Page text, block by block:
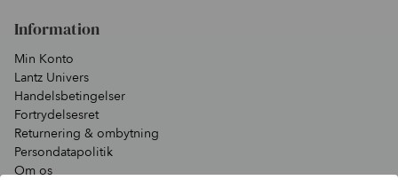
Information
Min Konto
Lantz Univers
Handelsbetingelser
Fortrydelsesret
Returnering & ombytning
Persondatapolitik
Om os